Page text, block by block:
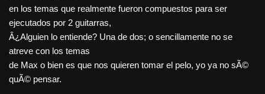
en los temas que realmente fueron compuestos para ser
ejecutados por 2 guitarras,
Â¿Alguien lo entiende? Una de dos; o sencillamente no se
atreve con los temas
de Max o bien es que nos quieren tomar el pelo, yo ya no sÃ©
quÃ© pensar.